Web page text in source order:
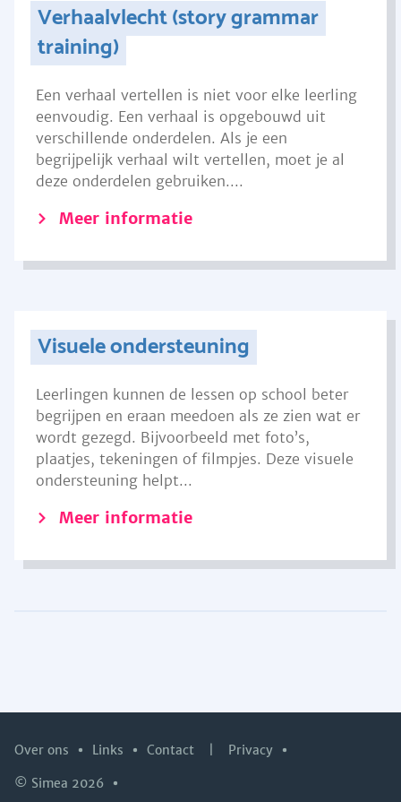
Verhaalvlecht (story grammar
training)
Een verhaal vertellen is niet voor elke leerling
eenvoudig. Een verhaal is opgebouwd uit
verschillende onderdelen. Als je een
begrijpelijk verhaal wilt vertellen, moet je al
deze onderdelen gebruiken....
Meer informatie
Visuele ondersteuning
Leerlingen kunnen de lessen op school beter
begrijpen en eraan meedoen als ze zien wat er
wordt gezegd. Bijvoorbeeld met foto’s,
plaatjes, tekeningen of filmpjes. Deze visuele
ondersteuning helpt...
Meer informatie
Over ons Links Contact Privacy
© Simea 2026